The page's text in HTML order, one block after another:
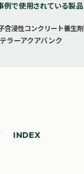
例で使用されている製品
含浸性コンクリート養生剤
ラーアクアバンク
INDEX